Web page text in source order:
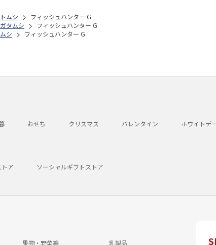
ムシ
フィッシュハンター G
タムシ
フィッシュハンター G
シ
フィッシュハンター G
おせち クリスマス バレンタイン ホワイトデ
ア ソーシャルギフトストア
果物・野菜等 乳製品